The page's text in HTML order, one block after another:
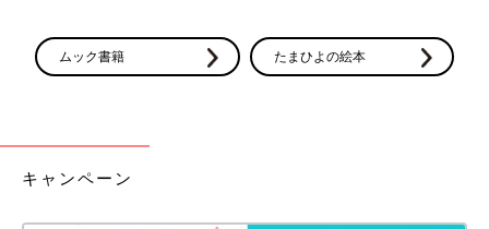
ムック書籍 たまひよの絵本
キャンペーン